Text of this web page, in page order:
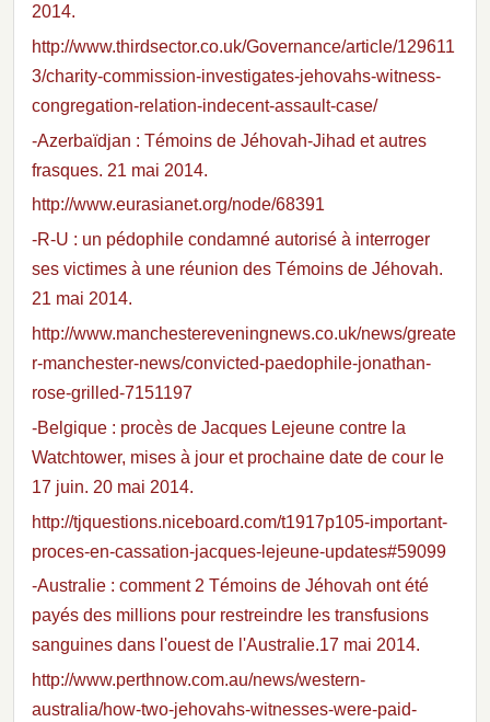
2014.
http://www.thirdsector.co.uk/Governance/article/129611
3/charity-commission-investigates-jehovahs-witness-
congregation-relation-indecent-assault-case/
-Azerbaïdjan : Témoins de Jéhovah-Jihad et autres
frasques. 21 mai 2014.
http://www.eurasianet.org/node/68391
-R-U : un pédophile condamné autorisé à interroger
ses victimes à une réunion des Témoins de Jéhovah.
21 mai 2014.
http://www.manchestereveningnews.co.uk/news/greate
r-manchester-news/convicted-paedophile-jonathan-
rose-grilled-7151197
-Belgique : procès de Jacques Lejeune contre la
Watchtower, mises à jour et prochaine date de cour le
17 juin. 20 mai 2014.
http://tjquestions.niceboard.com/t1917p105-important-
proces-en-cassation-jacques-lejeune-updates#59099
-Australie : comment 2 Témoins de Jéhovah ont été
payés des millions pour restreindre les transfusions
sanguines dans l'ouest de l'Australie.17 mai 2014.
http://www.perthnow.com.au/news/western-
australia/how-two-jehovahs-witnesses-were-paid-